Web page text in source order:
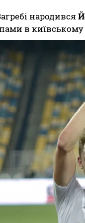
народився
в